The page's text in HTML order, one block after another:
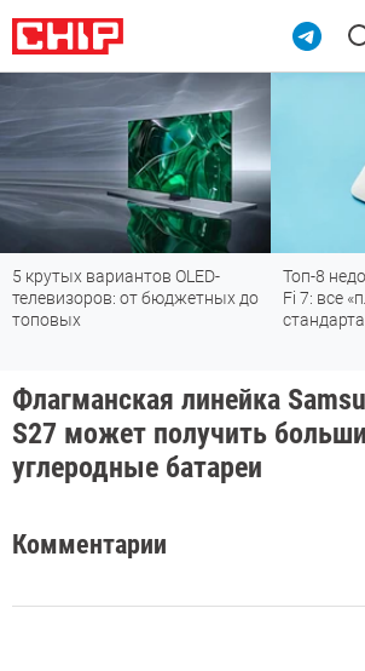
5 крутых вариантов OLED-
телевизоров: от бюджетных до
топовых
Топ-8
Fi 7: все
стандарта
Флагманская линейка
S27 может получить
углеродные батареи
Комментарии